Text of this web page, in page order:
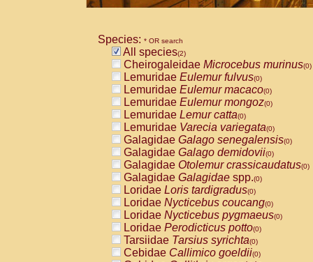
Species: * OR search
All species(2)
Cheirogaleidae Microcebus murinus(0)
Lemuridae Eulemur fulvus(0)
Lemuridae Eulemur macaco(0)
Lemuridae Eulemur mongoz(0)
Lemuridae Lemur catta(0)
Lemuridae Varecia variegata(0)
Galagidae Galago senegalensis(0)
Galagidae Galago demidovii(0)
Galagidae Otolemur crassicaudatus(0)
Galagidae Galagidae spp.(0)
Loridae Loris tardigradus(0)
Loridae Nycticebus coucang(0)
Loridae Nycticebus pygmaeus(0)
Loridae Perodicticus potto(0)
Tarsiidae Tarsius syrichta(0)
Cebidae Callimico goeldii(0)